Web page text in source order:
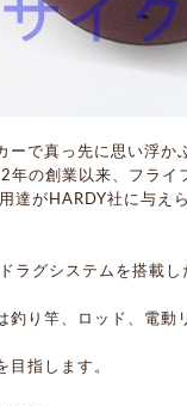
ーで真っ先に思い浮か
年の創業以来、フライ
達がHARDY社に与え
グシステムを搭載し
釣り竿、ロッド、電動
目指します。